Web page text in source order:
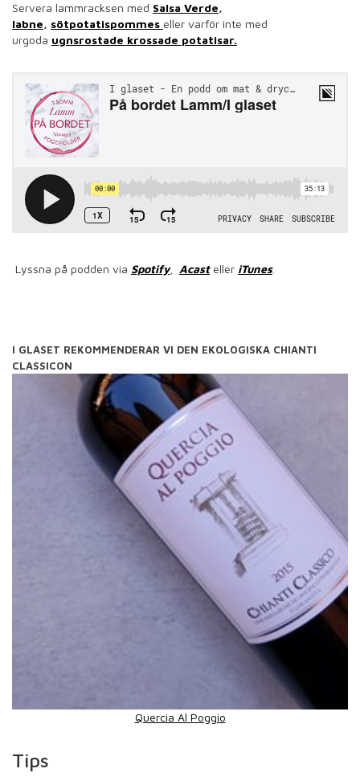
Servera lammracksen med Salsa Verde,
labne, sötpotatispommes eller varför inte med
urgoda ugnsrostade krossade potatisar.
Lyssna på podden via Spotify, Acasteller iTunes.
I GLASET REKOMMENDERAR VI DEN EKOLOGISKA CHIANTI
CLASSICON
Quercia Al Poggio
Tips